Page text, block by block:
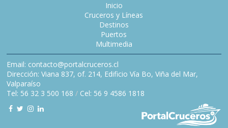
Inicio
Cruceros y Líneas
Destinos
Puertos
Multimedia
Email: contacto@portalcruceros.cl
Dirección: Viana 837, of. 214, Edificio Vía Bo, Viña del Mar,
Valparaíso
Tel: 56 32 3 500 168 / Cel: 56 9 4586 1818